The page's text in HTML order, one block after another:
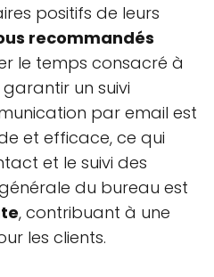
positifs de leurs
recommandés
le temps consacré à
un suivi
par email est
et efficace, ce qui
et le suivi des
du bureau est
, contribuant à une
les clients.